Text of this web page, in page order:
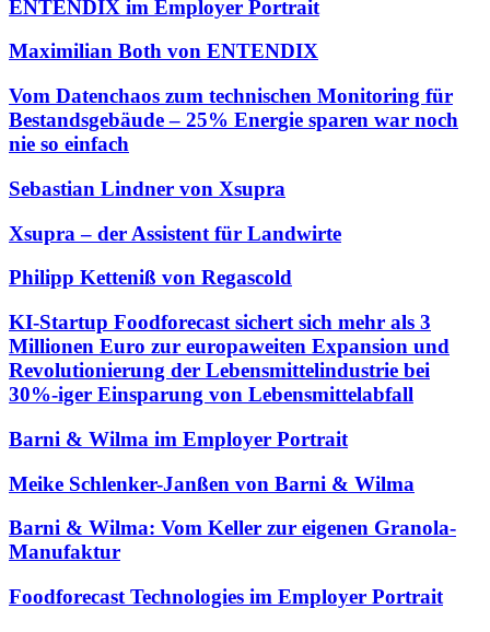
ENTENDIX im Employer Portrait
Maximilian Both von ENTENDIX
Vom Datenchaos zum technischen Monitoring für
Bestandsgebäude – 25% Energie sparen war noch
nie so einfach
Sebastian Lindner von Xsupra
Xsupra – der Assistent für Landwirte
Philipp Ketteniß von Regascold
KI-Startup Foodforecast sichert sich mehr als 3
Millionen Euro zur europaweiten Expansion und
Revolutionierung der Lebensmittelindustrie bei
30%-iger Einsparung von Lebensmittelabfall
Barni & Wilma im Employer Portrait
Meike Schlenker-Janßen von Barni & Wilma
Barni & Wilma: Vom Keller zur eigenen Granola-
Manufaktur
Foodforecast Technologies im Employer Portrait